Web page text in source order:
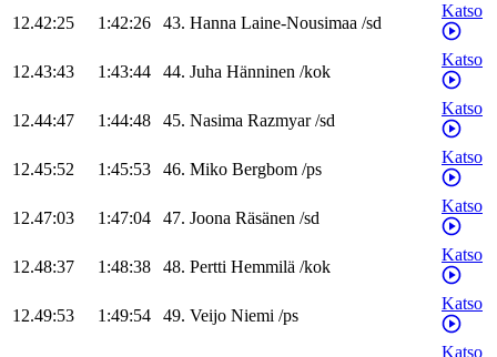
12.42:25 1:42:26 43. Hanna Laine-Nousimaa /sd
Katso
12.43:43 1:43:44 44. Juha Hänninen /kok
Katso
12.44:47 1:44:48 45. Nasima Razmyar/sd
Katso
12.45:52 1:45:53 46. Miko Bergbom /ps
Katso
12.47:03 1:47:04 47. Joona Räsänen /sd
Katso
12.48:37 1:48:38 48. Pertti Hemmilä /kok
Katso
12.49:53 1:49:54 49. Veijo Niemi /ps
Katso
Katso